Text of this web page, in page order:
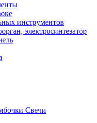
инструментов
электросинтезатор
Свечи